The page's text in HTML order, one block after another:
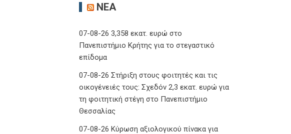
ΝΈΑ
07-08-26 3,358 εκατ. ευρώ στο
Πανεπιστήμιο Κρήτης για το στεγαστικό
επίδομα
07-08-26 Στήριξη στους φοιτητές και τις
οικογένειές τους: Σχεδόν 2,3 εκατ. ευρώ για
τη φοιτητική στέγη στο Πανεπιστήμιο
Θεσσαλίας
07-08-26 Κύρωση αξιολογικού πίνακα για